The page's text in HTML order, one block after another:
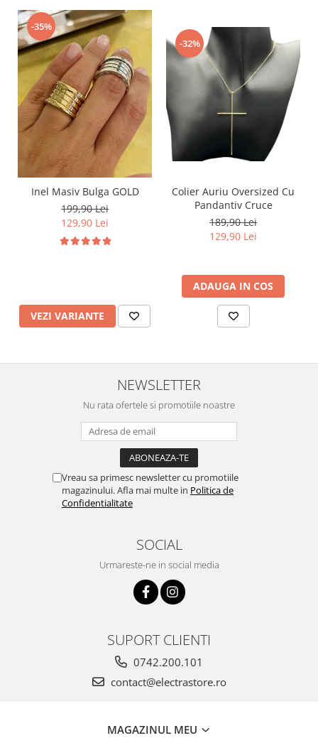
-35%
Inel Masiv Bulga GOLD
199,90 Lei
129,90 Lei
VEZI VARIANTE
-32%
Colier Auriu Oversized Cu
Pandantiv Cruce
189,90 Lei
129,90 Lei
ADAUGA IN COS
NEWSLETTER
Nu rata ofertele si promotiile noastre
Vreau sa primesc newsletter cu promotiile
magazinului. Afla mai multe in Politica de
Confidentialitate
SOCIAL
Urmareste-ne in social media
SUPORT CLIENTI
0742.200.101
contact@electrastore.ro
MAGAZINUL MEU